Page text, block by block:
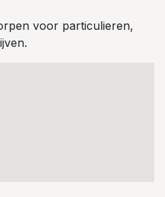
voor particulieren,